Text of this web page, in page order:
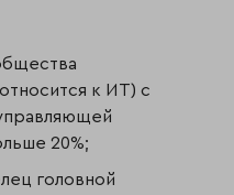
к ИТ) с
20%;
головной